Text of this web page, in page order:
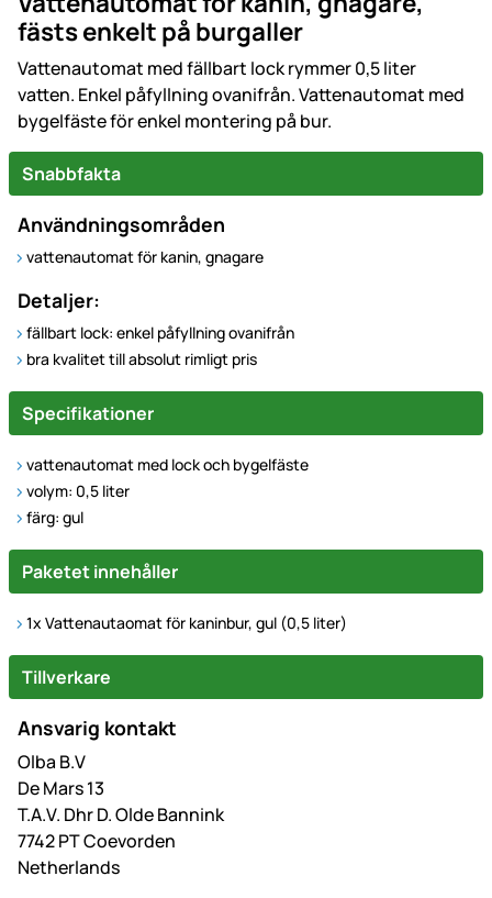
fästs enkelt på burgaller
Vattenautomat med fällbart lock rymmer 0,5 liter
vatten. Enkel påfyllning ovanifrån. Vattenautomat med
bygelfäste för enkel montering på bur.
Snabbfakta
Användningsområden
vattenautomat för kanin, gnagare
Detaljer:
fällbart lock: enkel påfyllning ovanifrån
bra kvalitet till absolut rimligt pris
Specifikationer
vattenautomat med lock och bygelfäste
volym: 0,5 liter
färg: gul
Paketet innehåller
1x Vattenautaomat för kaninbur, gul (0,5 liter)
Tillverkare
Ansvarig kontakt
Olba B.V
De Mars 13
T.A.V. Dhr D. Olde Bannink
7742 PT Coevorden
Netherlands